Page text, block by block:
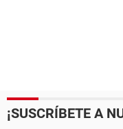
¡SUSCRÍBETE A